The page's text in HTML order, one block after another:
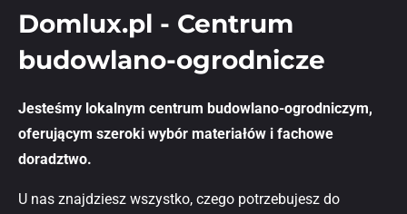
Domlux.pl - Centrum
budowlano-ogrodnicze
Jesteśmy lokalnym centrum budowlano-ogrodniczym,
oferującym szeroki wybór materiałów i fachowe
doradztwo.
U nas znajdziesz wszystko, czego potrzebujesz do